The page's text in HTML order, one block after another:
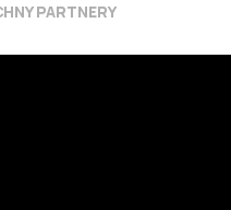
PARTNERY